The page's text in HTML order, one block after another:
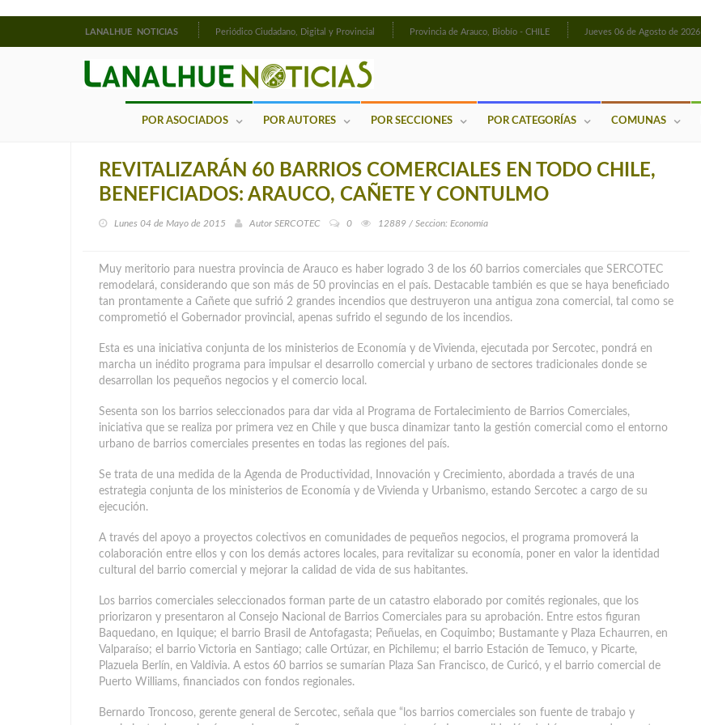
LANALHUE NOTICIAS Periódico Ciudadano, Digital y Provincial Provincia de Arauco, Biobío - CHILE Jueves 06 de Agosto de 2026
POR ASOCIADOS POR AUTORES POR SECCIONES POR CATEGORÍAS COMUNAS
REVITALIZARÁN 60 BARRIOS COMERCIALES EN TODO CHILE,
BENEFICIADOS: ARAUCO, CAÑETE Y CONTULMO
Lunes 04 de Mayo de 2015 Autor SERCOTEC 0 12889 / Seccion: Economía
Muy meritorio para nuestra provincia de Arauco es haber logrado 3 de los 60 barrios comerciales que SERCOTEC
remodelará, considerando que son más de 50 provincias en el país. Destacable también es que se haya beneficiado
tan prontamente a Cañete que sufrió 2 grandes incendios que destruyeron una antigua zona comercial, tal como se
comprometió el Gobernador provincial, apenas sufrido el segundo de los incendios.
Esta es una iniciativa conjunta de los ministerios de Economía y de Vivienda, ejecutada por Sercotec, pondrá en
marcha un inédito programa para impulsar el desarrollo comercial y urbano de sectores tradicionales donde se
desarrollan los pequeños negocios y el comercio local.
Sesenta son los barrios seleccionados para dar vida al Programa de Fortalecimiento de Barrios Comerciales,
iniciativa que se realiza por primera vez en Chile y que busca dinamizar tanto la gestión comercial como el entorno
urbano de barrios comerciales presentes en todas las regiones del país.
Se trata de una medida de la Agenda de Productividad, Innovación y Crecimiento, abordada a través de una
estrategia conjunta de los ministerios de Economía y de Vivienda y Urbanismo, estando Sercotec a cargo de su
ejecución.
A través del apoyo a proyectos colectivos en comunidades de pequeños negocios, el programa promoverá la
colaboración entre ellos y con los demás actores locales, para revitalizar su economía, poner en valor la identidad
cultural del barrio comercial y mejorar la calidad de vida de sus habitantes.
Los barrios comerciales seleccionados forman parte de un catastro elaborado por comités regionales, que los
priorizaron y presentaron al Consejo Nacional de Barrios Comerciales para su aprobación. Entre estos figuran
Baquedano, en Iquique; el barrio Brasil de Antofagasta; Peñuelas, en Coquimbo; Bustamante y Plaza Echaurren, en
Valparaíso; el barrio Victoria en Santiago; calle Ortúzar, en Pichilemu; el barrio Estación de Temuco, y Picarte,
Plazuela Berlín, en Valdivia. A estos 60 barrios se sumarían Plaza San Francisco, de Curicó, y el barrio comercial de
Puerto Williams, financiados con fondos regionales.
Bernardo Troncoso, gerente general de Sercotec, señala que “los barrios comerciales son fuente de trabajo y